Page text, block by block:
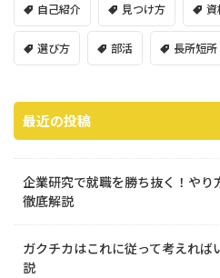
自己紹介 見つけ方 資
選び方 部活 長所短所
最近の投稿
企業研究で就職を勝ち抜く！や
徹底解説
ガクチカはこれに従って考えれ
説